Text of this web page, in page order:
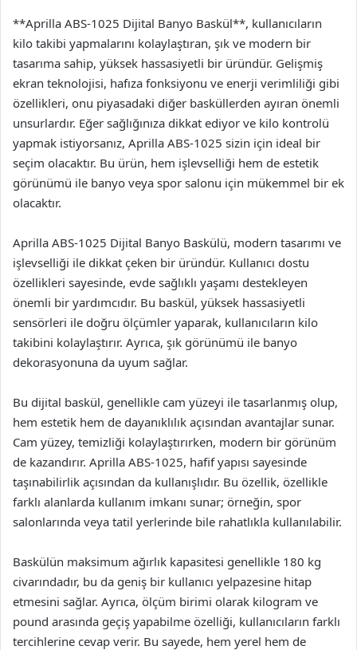
**Aprilla ABS-1025 Dijital Banyo Baskül**, kullanıcıların
kilo takibi yapmalarını kolaylaştıran, şık ve modern bir
tasarıma sahip, yüksek hassasiyetli bir üründür. Gelişmiş
ekran teknolojisi, hafıza fonksiyonu ve enerji verimliliği gibi
özellikleri, onu piyasadaki diğer basküllerden ayıran önemli
unsurlardır. Eğer sağlığınıza dikkat ediyor ve kilo kontrolü
yapmak istiyorsanız, Aprilla ABS-1025 sizin için ideal bir
seçim olacaktır. Bu ürün, hem işlevselliği hem de estetik
görünümü ile banyo veya spor salonu için mükemmel bir ek
olacaktır.
Aprilla ABS-1025 Dijital Banyo Baskülü, modern tasarımı ve
işlevselliği ile dikkat çeken bir üründür. Kullanıcı dostu
özellikleri sayesinde, evde sağlıklı yaşamı destekleyen
önemli bir yardımcıdır. Bu baskül, yüksek hassasiyetli
sensörleri ile doğru ölçümler yaparak, kullanıcıların kilo
takibini kolaylaştırır. Ayrıca, şık görünümü ile banyo
dekorasyonuna da uyum sağlar.
Bu dijital baskül, genellikle cam yüzeyi ile tasarlanmış olup,
hem estetik hem de dayanıklılık açısından avantajlar sunar.
Cam yüzey, temizliği kolaylaştırırken, modern bir görünüm
de kazandırır. Aprilla ABS-1025, hafif yapısı sayesinde
taşınabilirlik açısından da kullanışlıdır. Bu özellik, özellikle
farklı alanlarda kullanım imkanı sunar; örneğin, spor
salonlarında veya tatil yerlerinde bile rahatlıkla kullanılabilir.
Baskülün maksimum ağırlık kapasitesi genellikle 180 kg
civarındadır, bu da geniş bir kullanıcı yelpazesine hitap
etmesini sağlar. Ayrıca, ölçüm birimi olarak kilogram ve
pound arasında geçiş yapabilme özelliği, kullanıcıların farklı
tercihlerine cevap verir. Bu sayede, hem yerel hem de